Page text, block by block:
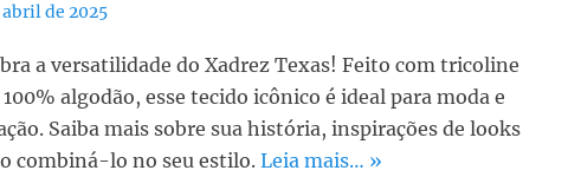
abril de 2025
a versatilidade do Xadrez Texas! Feito com tricoline
algodão, esse tecido icônico é ideal para moda e
Saiba mais sobre sua história, inspirações de looks
combiná-lo no seu estilo. Leia mais… »